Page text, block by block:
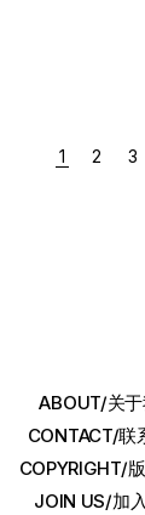
1 2 3
ABOUT/关
CONTACT/联
COPYRIGHT/
JOIN US/加